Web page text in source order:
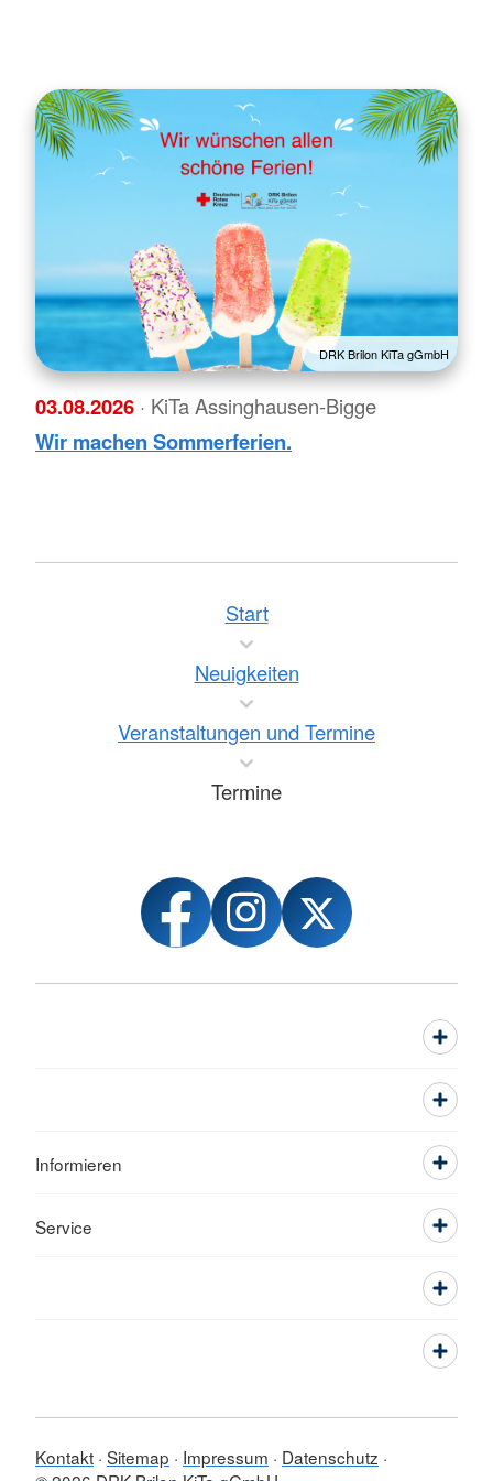
DRK Brilon KiTa gGmbH
03.08.2026 · KiTa Assinghausen-Bigge
Wir machen Sommerferien.
Start
Neuigkeiten
Veranstaltungen und Termine
Termine
Informieren
Service
Kontakt Sitemap Impressum
Datenschutz